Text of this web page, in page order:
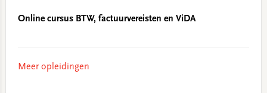
Online cursus BTW, factuurvereisten en ViDA
Meer opleidingen